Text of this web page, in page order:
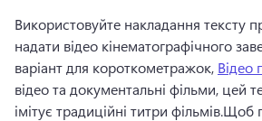
Використовуйте накладання тексту
надати відео кінематографічного
варіант для короткометражок, Відео
відео та документальні фільми, цей
імітує традиційні титри